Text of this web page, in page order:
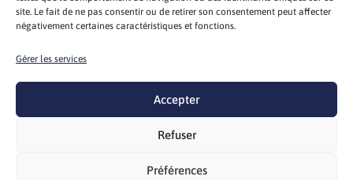
site. Le fait de ne pas consentir ou de retirer son consentement peut affecter
négativement certaines caractéristiques et fonctions.
Gérer les services
Accepter
Refuser
Préférences
Mentions légales
Gestion des cookies Politique cookie
CGV/CGU